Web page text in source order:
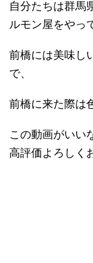
自分たちは群馬
ルモン屋をやっ
前橋には美味し
で、
前橋に来た際は
この動画がいい
高評価よろしく